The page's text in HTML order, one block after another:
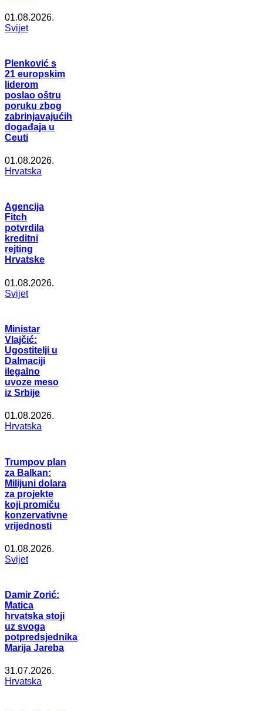
01.08.2026.
Svijet
Plenković s
21 europskim
liderom
poslao oštru
poruku zbog
zabrinjavajućih
događaja u
Ceuti
01.08.2026.
Hrvatska
Agencija
Fitch
potvrdila
kreditni
rejting
Hrvatske
01.08.2026.
Svijet
Ministar
Vlajčić:
Ugostitelji u
Dalmaciji
ilegalno
uvoze meso
iz Srbije
01.08.2026.
Hrvatska
Trumpov plan
za Balkan:
Milijuni dolara
za projekte
koji promiču
konzervativne
vrijednosti
01.08.2026.
Svijet
Damir Zorić:
Matica
hrvatska stoji
uz svoga
potpredsjednika
Marija Jareba
31.07.2026.
Hrvatska